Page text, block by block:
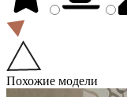
Похожие модели